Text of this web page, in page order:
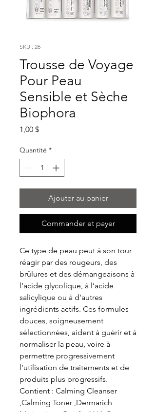
SKU : 26
Trousse de Voyage
Pour Peau
Sensible et Sèche
Biophora
1,00 $Prix
Quantité *
Ajouter au panier
Commander et payer
Ce type de peau peut à son tour
réagir par des rougeurs, des
brûlures et des démangeaisons à
l’acide glycolique, à l’acide
salicylique ou à d’autres
ingrédients actifs. Ces formules
douces, soigneusement
sélectionnées, aident à guérir et à
normaliser la peau, voire à
permettre progressivement
l’utilisation de traitements et de
produits plus progressifs.
Contient : Calming Cleanser
,Calming Toner ,Dermarich